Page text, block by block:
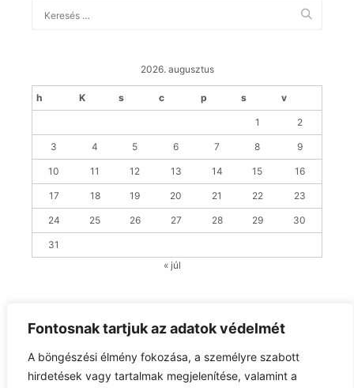
Fontosnak tartjuk az adatok védelmét
A böngészési élmény fokozása, a személyre szabott
hirdetések vagy tartalmak megjelenítése, valamint a
2026. augusztus
h K s c p s v
1 2
3 4 5 6 7 8 9
10 11 12 13 14 15 16
17 18 19 20 21 22 23
24 25 26 27 28 29 30
31
« júl
Claessens Group
H-7563 Somogyszob, Nagybaráti-puszta · Telefon: